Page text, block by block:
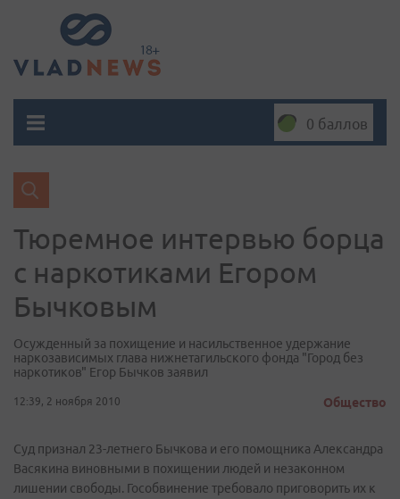
0 баллов
Тюремное интервью борца
с наркотиками Егором
Бычковым
Осужденный за похищение и насильственное удержание
наркозависимых глава нижнетагильского фонда "Город без
наркотиков" Егор Бычков заявил
12:39, 2 ноября 2010 Общество
Суд признал 23-летнего Бычкова и его помощника Александра
Васякина виновными в похищении людей и незаконном
лишении свободы. Гособвинение требовало приговорить их к